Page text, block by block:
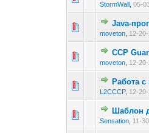
StormWall ,05-
Java-
moveton 12-
CCP
moveton 12-
Работа
L2CCCP, 12-
Шаблон
Sensation 11-